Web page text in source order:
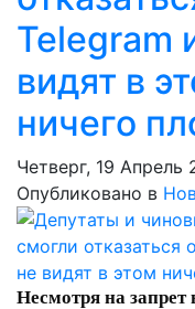
Telegram
видят в
ничего
Четверг, 19 Апрель
Опубликовано в
Несмотря на